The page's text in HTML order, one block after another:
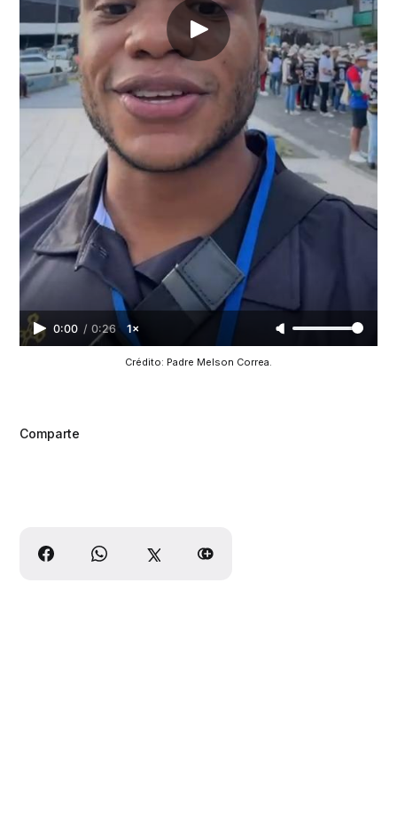
0:00 / 0:26 1×
Crédito: Padre Melson Correa.
Comparte